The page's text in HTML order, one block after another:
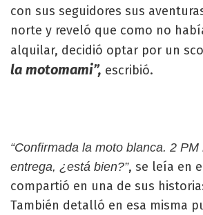
con sus seguidores sus
norte y reveló que como no
alquilar, decidió optar por un
la motomami”, escribió.
“Confirmada la moto blanca. 2
entrega, ¿está bien?”, se leía en
compartió en una de sus
También detalló en esa misma